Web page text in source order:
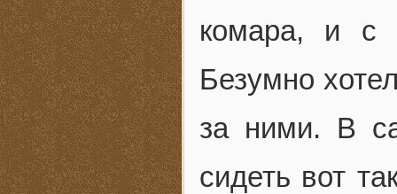
комара, и с
Безумно
за ними. В
сидеть вот